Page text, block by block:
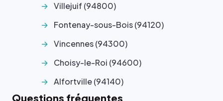
Villejuif (94800)
Fontenay-sous-Bois (94120)
Vincennes (94300)
Choisy-le-Roi (94600)
Alfortville (94140)
Questions fréquentes